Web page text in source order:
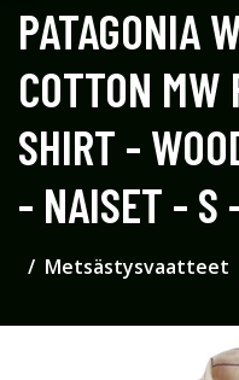
PATAGONIA
COTTON
SHIRT -
- NAISET - S
Metsästysvaatteet